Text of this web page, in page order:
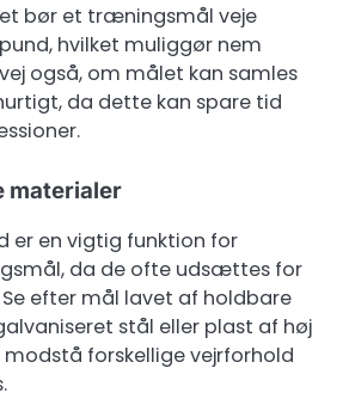
bør et træningsmål veje
hvilket muliggør nem
også, om målet kan samles
da dette kan spare tid
materialer
er en vigtig funktion for
da de ofte udsættes for
Se efter mål lavet af holdbare
stål eller plast af høj
forskellige vejrforhold